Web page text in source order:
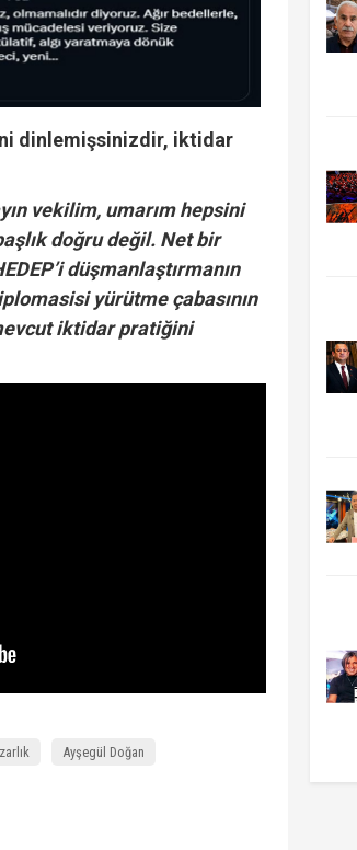
dinlemişsinizdir, iktidar
vekilim, umarım hepsini
doğru değil. Net bir
düşmanlaştırmanın
yürütme çabasının
iktidar pratiğini
Ayşegül Doğan